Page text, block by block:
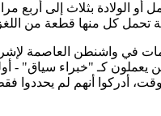
أو الولادة بثلاث إلى
تحمل كل منها قطعة من
في واشنطن العاصمة
يعملون كـ "خبراء سياق"
أدركوا أنهم لم